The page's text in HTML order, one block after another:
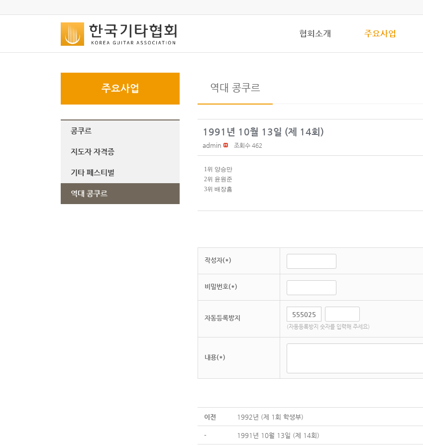
협회소개 주요사업
주요사업
콩쿠르
지도자 자격증
기타 페스티벌
역대 콩쿠르
역대 콩쿠르
1991년 10월 13일 (제 14회)
admin 조회수 462
1위 양승만
2위 윤원준
3위 배장흠
작성자(*)
비밀번호(*)
자동등록방지
(자동등록방지 숫자를 입력해 주세요)
내용(*)
이전 1992년 (제 1회 학생부)
- 1991년 10월 13일 (제 14회)